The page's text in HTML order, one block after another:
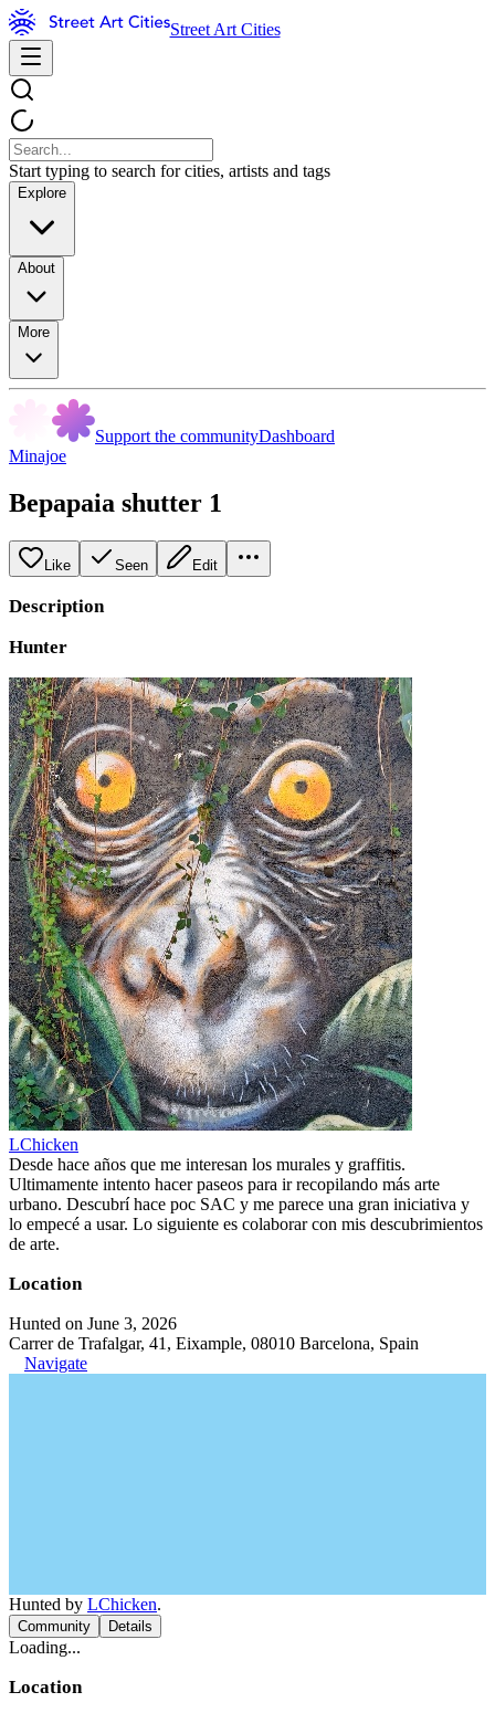
Street Art Cities
Start typing to search for cities, artists and tags
Explore
About
More
Support the communityDashboard
Minajoe
Bepapaia shutter 1
Like Seen Edit
Description
Hunter
LChicken
Desde hace años que me interesan los murales y graffitis.
Ultimamente intento hacer paseos para ir recopilando más arte
urbano. Descubrí hace poc SAC y me parece una gran iniciativa y
lo empecé a usar. Lo siguiente es colaborar con mis descubrimientos
de arte.
Location
Hunted on June 3, 2026
Carrer de Trafalgar, 41, Eixample, 08010 Barcelona, Spain
Navigate
Hunted by LChicken.
Community Details
Loading...
Location